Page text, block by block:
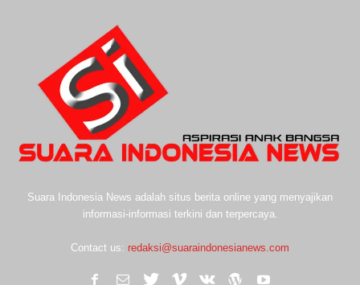
Suara Indonesia News adalah situs berita online yang menyajikan
informasi-informasi terkini dan terpercaya.
Contact us: redaksi@suaraindonesianews.com